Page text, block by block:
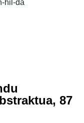
87